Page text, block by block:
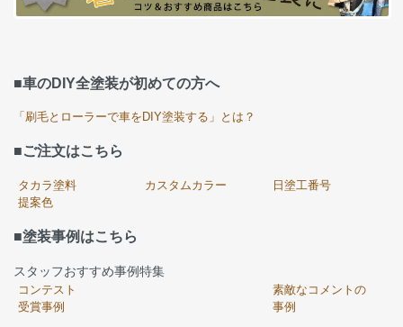
■車のDIY全塗装が初めての方へ
「刷毛とローラーで車をDIY塗装する」とは？
■ご注文はこちら
タカラ塗料
提案色
カスタムカラー 日塗工番号
■塗装事例はこちら
スタッフおすすめ事例特集
コンテスト
受賞事例
素敵なコメントの
事例